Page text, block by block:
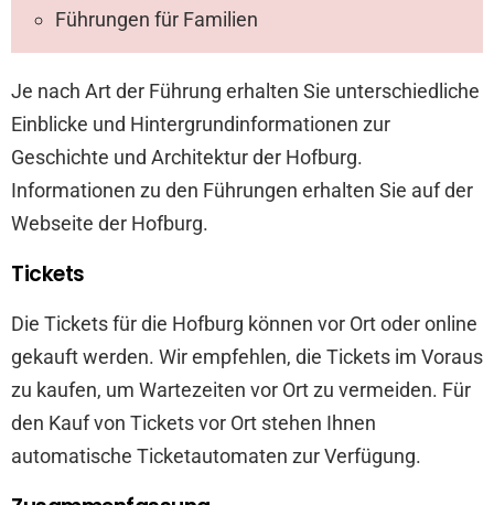
Führungen für Familien
Je nach Art der Führung erhalten Sie unterschiedliche
Einblicke und Hintergrundinformationen zur
Geschichte und Architektur der Hofburg.
Informationen zu den Führungen erhalten Sie auf der
Webseite der Hofburg.
Tickets
Die Tickets für die Hofburg können vor Ort oder online
gekauft werden. Wir empfehlen, die Tickets im Voraus
zu kaufen, um Wartezeiten vor Ort zu vermeiden. Für
den Kauf von Tickets vor Ort stehen Ihnen
automatische Ticketautomaten zur Verfügung.